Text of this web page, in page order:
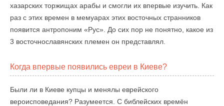
хазарских торжищах арабы и смогли их впервые изучить. Как
раз с этих времен в мемуарах этих восточных странников
появится антропоним «Рус». До сих пор не понятно, какое из
3 восточнославянских племен он представлял.
Когда впервые появились евреи в Киеве?
Были ли в Киеве купцы и менялы еврейского
вероисповедания? Разумеется. С библейских времён